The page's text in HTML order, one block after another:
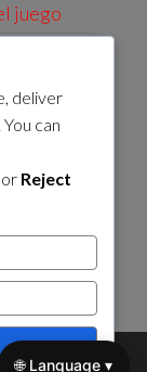
juego
del
de
deliver
can
Reject
🌐 Language ▾